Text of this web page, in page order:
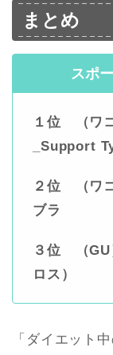
まとめ
スポ
１位 （ワ
_Support
２位 （ワ
ブラ
３位 （GU
ロス）
「ダイエット